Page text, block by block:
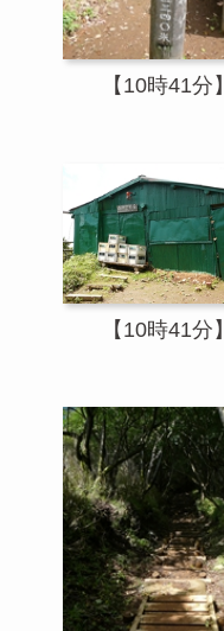
【10時41分】
【10時41分】